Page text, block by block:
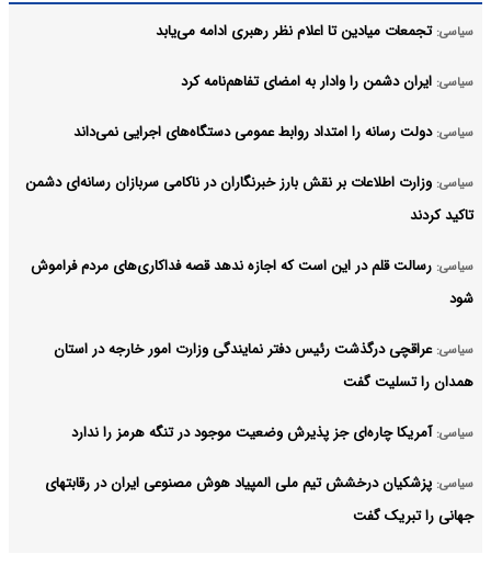
سیاسی: تجمعات میادین تا اعلام نظر رهبری ادامه می‌یابد
سیاسی: ایران دشمن را وادار به امضای تفاهم‌نامه کرد
سیاسی: دولت رسانه را امتداد روابط عمومی دستگاه‌های اجرایی نمی‌داند
سیاسی: وزارت اطلاعات بر نقش بارز خبرنگاران در ناکامی سربازان رسانه‌ای دشمن
تاکید کردند
سیاسی: رسالت قلم در این است که اجازه ندهد قصه‌ فداکاری‌های مردم فراموش
شود
سیاسی: عراقچی درگذشت رئیس دفتر نمایندگی وزارت امور خارجه در استان
همدان را تسلیت گفت
سیاسی: آمریکا چاره‌ای جز پذیرش وضعیت موجود در تنگه هرمز را ندارد
سیاسی: پزشکیان درخشش تیم ملی المپیاد هوش مصنوعی ایران در رقابتهای
جهانی را تبریک گفت